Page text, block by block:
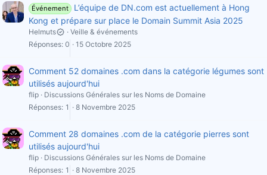
Événement
L’équipe de DN.com est actuellement à Hong
Kong et prépare sur place le Domain Summit Asia 2025
Helmuts
Veille & événements
Réponses 0 15 Octobre 2025
Comment 52 domaines .com dans la catégorie légumes sont
utilisés aujourd'hui
flip
Discussions Générales sur les Noms de Domaine
Réponses 1 8 Novembre 2025
Comment 28 domaines .com de la catégorie pierres sont
utilisés aujourd'hui
flip
Discussions Générales sur les Noms de Domaine
Réponses 1 8 Novembre 2025